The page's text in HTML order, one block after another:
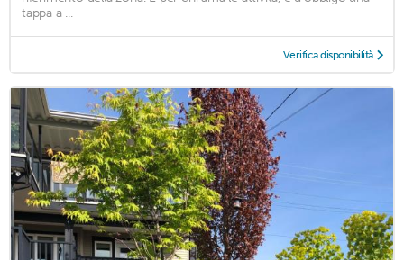
tappa a ...
Verifica disponibilità